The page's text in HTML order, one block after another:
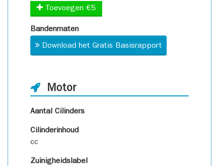
Toevoegen €5
Bandenmaten
Download het Gratis Basisrapport
Motor
Aantal Cilinders
Cilinderinhoud
cc
Zuinigheidslabel